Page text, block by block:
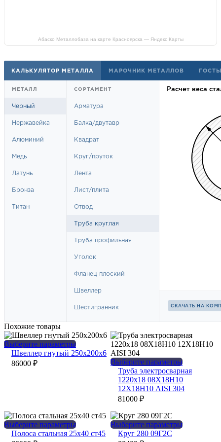
Абаско Металлобаза на карте Красноярска — Яндекс Карты
Похожие товары
Выберите параметрыЭтот
товар
на
странице
товара.
Швеллер гнутый 250х200х6
86000 ₽ Выберите параметрыЭтот
товар
имеет
несколько
выбрать
Труба электросварная
1220х18 08Х18Н10
12Х18Н10 AISI 304
81000 ₽
Выберите параметрыЭтот
товар
Полоса стальная 25х40 ст45
Выберите параметрыЭтот
Круг 280 09Г2С